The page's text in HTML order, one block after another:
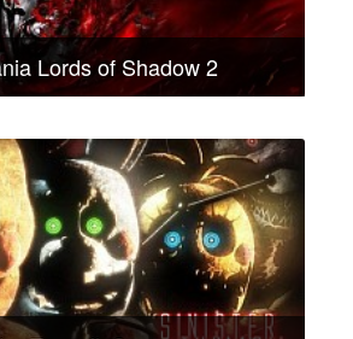
Lords of Shadow 2